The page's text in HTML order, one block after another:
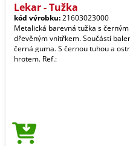
Lekar - Tužka
kód výrobku:21603023000
Metalická barevná tužka s černým
dřevěným vnitřkem. Součástí
černá guma. S černou tuhou a
hrotem. Ref.: